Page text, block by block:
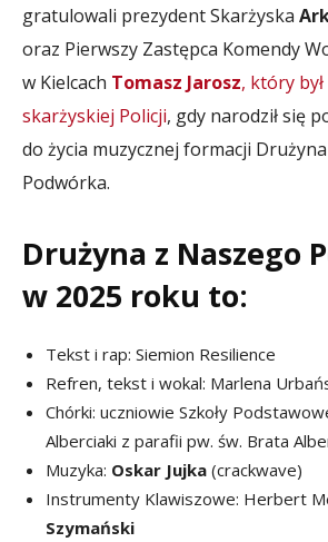
gratulowali prezydent Skarżyska
oraz Pierwszy Zastępca Komendy
w Kielcach Tomasz Jarosz, który
skarżyskiej Policji, gdy narodził się
do życia muzycznej formacji
Podwórka.
Drużyna z Naszego
w 2025 roku to:
Tekst i rap: Siemion Resilience
Refren, tekst i wokal: Marlena
Chórki: uczniowie Szkoły
Alberciaki z parafii pw. św. Brata
Muzyka: Oskar Jujka (crackwave)
Instrumenty Klawiszowe: Herbert
Szymański